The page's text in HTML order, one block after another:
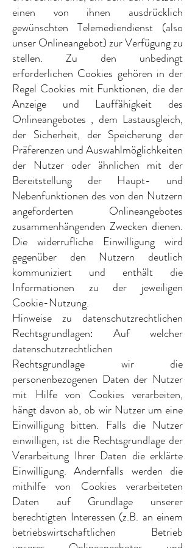
einen von ihnen ausdrücklich
gewünschten Telemediendienst (also
unser Onlineangebot) zur Verfügung zu
stellen. Zu den unbedingt
erforderlichen Cookies gehören in der
Regel Cookies mit Funktionen, die der
Anzeige und Lauffähigkeit des
Onlineangebotes , dem Lastausgleich,
der Sicherheit, der Speicherung der
Präferenzen und Auswahlmöglichkeiten
der Nutzer oder ähnlichen mit der
Bereitstellung der Haupt- und
Nebenfunktionen des von den Nutzern
angeforderten Onlineangebotes
zusammenhängenden Zwecken dienen.
Die widerrufliche Einwilligung wird
gegenüber den Nutzern deutlich
kommuniziert und enthält die
Informationen zu der jeweiligen
Cookie-Nutzung.
Hinweise zu datenschutzrechtlichen
Rechtsgrundlagen: Auf welcher
datenschutzrechtlichen
Rechtsgrundlage wir die
personenbezogenen Daten der Nutzer
mit Hilfe von Cookies verarbeiten,
hängt davon ab, ob wir Nutzer um eine
Einwilligung bitten. Falls die Nutzer
einwilligen, ist die Rechtsgrundlage der
Verarbeitung Ihrer Daten die erklärte
Einwilligung. Andernfalls werden die
mithilfe von Cookies verarbeiteten
Daten auf Grundlage unserer
berechtigten Interessen (z.B. an einem
betriebswirtschaftlichen Betrieb